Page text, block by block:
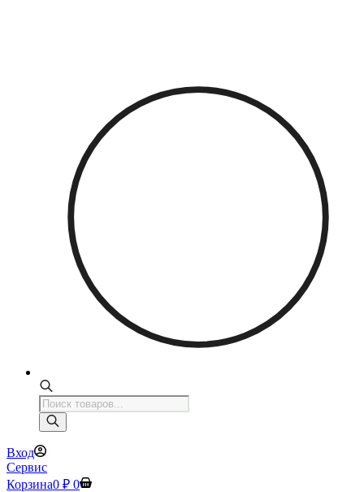
Поиск
товаров
Вход
Сервис
Корзина0 ₽ 0